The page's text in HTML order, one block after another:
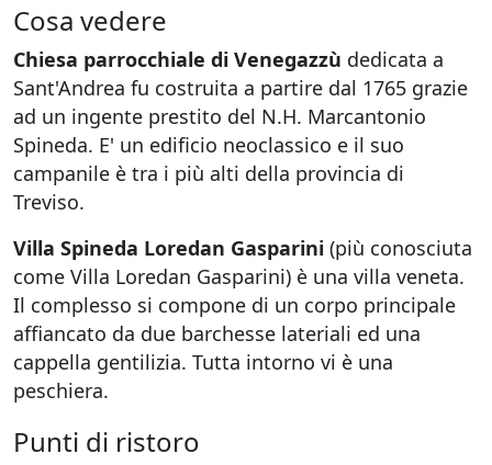
Cosa vedere
Chiesa parrocchiale di Venegazzù dedicata a
Sant'Andrea fu costruita a partire dal 1765 grazie
ad un ingente prestito del N.H. Marcantonio
Spineda. E' un edificio neoclassico e il suo
campanile è tra i più alti della provincia di
Treviso.
Villa Spineda Loredan Gasparini (più conosciuta
come Villa Loredan Gasparini) è una villa veneta.
Il complesso si compone di un corpo principale
affiancato da due barchesse lateriali ed una
cappella gentilizia. Tutta intorno vi è una
peschiera.
Punti di ristoro